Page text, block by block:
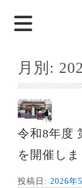
月別:
令和8年度
を開催しま
投稿日: 2026年